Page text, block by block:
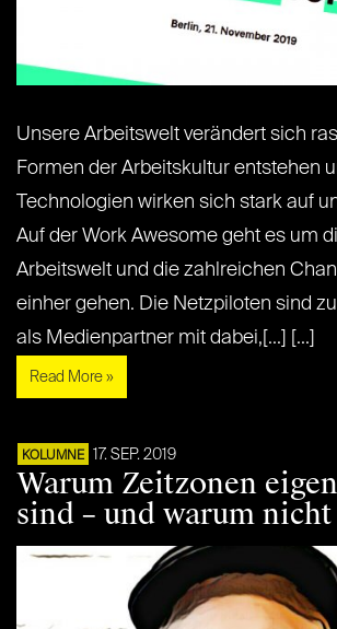
Unsere Arbeitswelt verändert sich
Formen der Arbeitskultur entstehen
Technologien wirken sich stark auf
Auf der Work Awesome geht es um
Arbeitswelt und die zahlreichen
einher gehen. Die Netzpiloten sind
als Medienpartner mit dabei,[...] [...]
Read More »
KOLUMNE 17. SEP. 2019
Warum Zeitzonen
sind – und warum nicht